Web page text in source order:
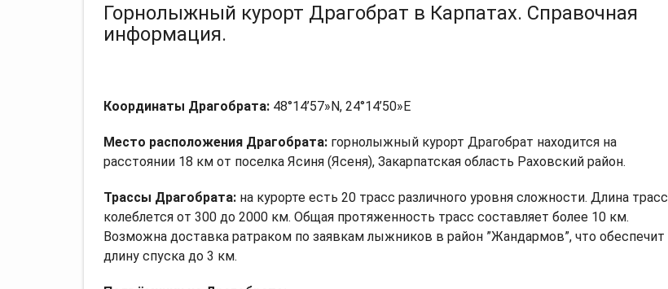
Горнолыжный курорт Драгобрат в Карпатах. Справочная
информация.
Координаты Драгобрата: 48°14’57»N, 24°14’50»E
Место расположения Драгобрата: горнолыжный курорт Драгобрат находится на
расстоянии 18 км от поселка Ясиня (Ясеня), Закарпатская область Раховский район.
Трассы Драгобрата: на курорте есть 20 трасс различного уровня сложности. Длина трасс
колеблется от 300 до 2000 км. Общая протяженность трасс составляет более 10 км.
Возможна доставка ратраком по заявкам лыжников в район ”Жандармов”, что обеспечит
длину спуска до 3 км.